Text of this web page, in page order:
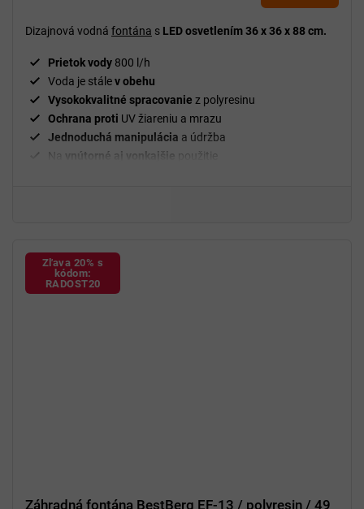
Dizajnová vodná fontána s LED osvetlením 36 x 36 x 88 cm.
Prietok vody 800 l/h
Voda je stálev obehu
Vysokokvalitné spracovanie z polyresinu
Ochrana proti UV žiareniu a mrazu
Jednoduchá manipulácia a údržba
Na vnútorné aj vonkajšie použitie
Zľava 20% s
kódom:
RADOST20
Záhradná fontána BestBerg EF-13 / polyresin / 49